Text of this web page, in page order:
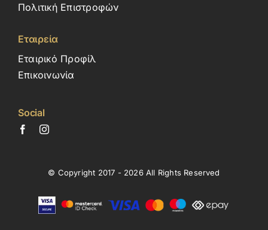
Πολιτική Επιστροφών
Εταιρεία
Εταιρικό Προφίλ
Επικοινωνία
Social
© Copyright 2017 - 2026 All Rights Reserved